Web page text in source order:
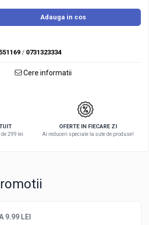
Adauga in cos
/ 0731323334
Cere informatii
299 lei
OFERTE IN FIECARE ZI
Ai reduceri speciale la sute de produse!
9.99 LEI